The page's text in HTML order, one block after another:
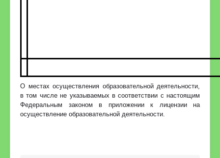
О местах осуществления образовательной деятельности,
в том числе не указываемых в соответствии с настоящим
Федеральным законом в приложении к лицензии на
осуществление образовательной деятельности.